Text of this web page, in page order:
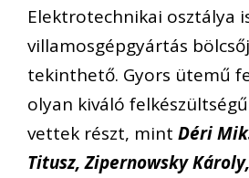
Elektrotechnikai osztálya
villamosgépgyártás
tekinthető. Gyors ütemű
olyan kiváló
vettek részt, mint Déri
Titusz, Zipernowsky